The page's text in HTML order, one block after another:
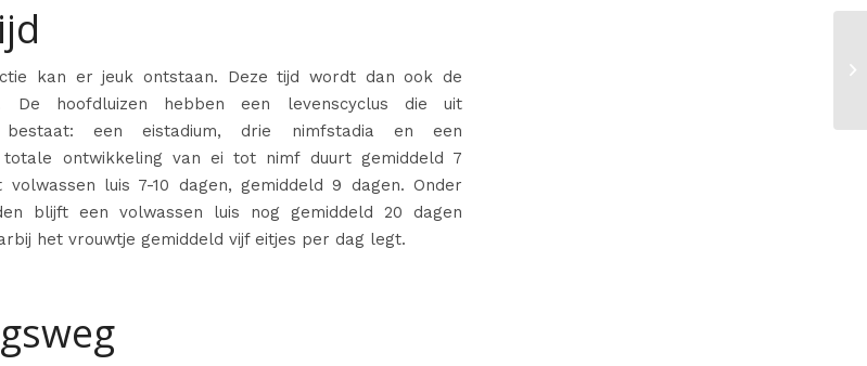
kan er jeuk ontstaan. Deze tijd wordt dan ook de
De hoofdluizen hebben een levenscyclus die uit
bestaat: een eistadium, drie nimfstadia en een
totale ontwikkeling van ei tot nimf duurt gemiddeld 7
luis 7-10 dagen, gemiddeld 9 dagen. Onder
blijft een volwassen luis nog gemiddeld 20 dagen
het vrouwtje gemiddeld vijf eitjes per dag legt.